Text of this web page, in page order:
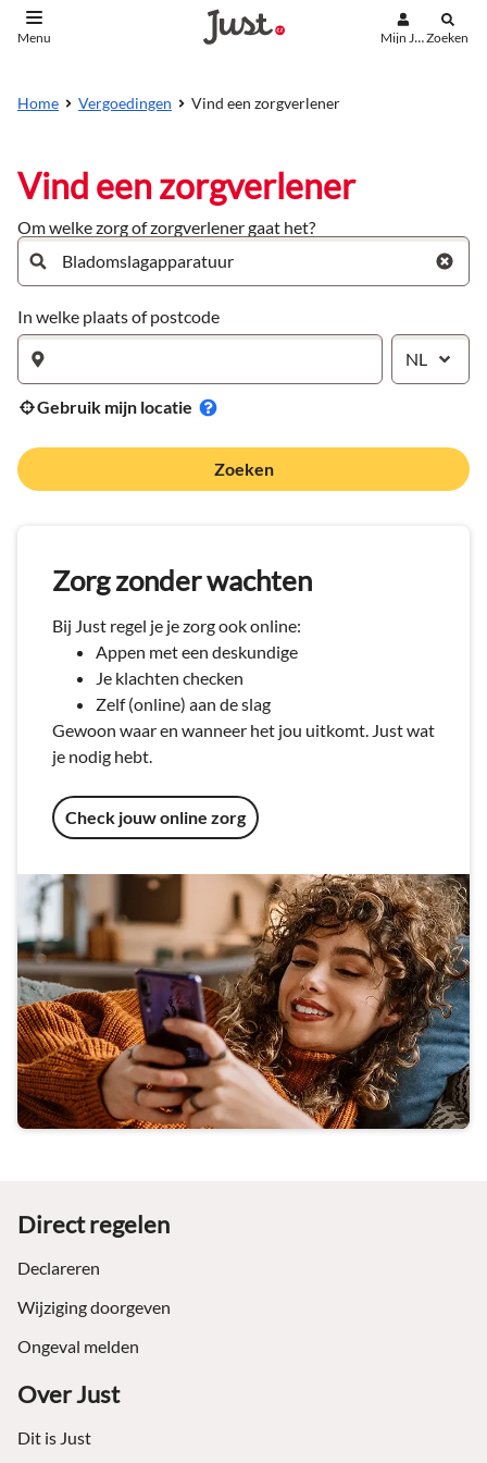
de inhoud
Menu Mijn JustZoeken
Home Vergoedingen Vind een zorgverlener
Vind een zorgverlener
Om welke zorg of zorgverlener gaat het?
In welke plaats of postcode
NL
Gebruik mijn locatie
Zoeken
Zorg zonder wachten
Bij Just regel je je zorg ook online:
Appen met een deskundige
Je klachten checken
Zelf (online) aan de slag
Gewoon waar en wanneer het jou uitkomt. Just wat
je nodig hebt.
Check jouw online zorg
Direct regelen
Declareren
Wijziging doorgeven
Ongeval melden
Over Just
Dit is Just